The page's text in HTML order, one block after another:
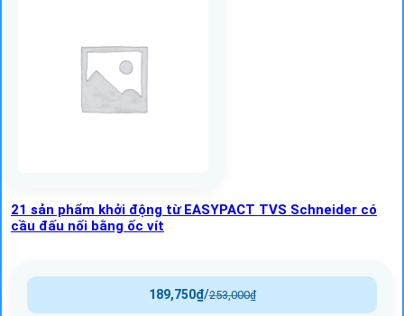
21 sản phẩm khởi động từ EASYPACT TVS Schneider có
cầu đấu nối bằng ốc vít
253,000₫
/
189,750₫